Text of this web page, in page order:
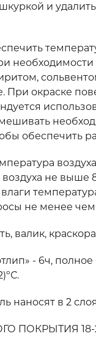
и удалить
необходимости
При окраске
обеспечить
воздуха
не выше
не менее чем
- 6ч, полное
в 2
ПОКРЫТИЯ 18-